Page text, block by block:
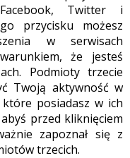
Twitter i
przycisku możesz
w serwisach
że jesteś
Podmioty trzecie
Twoją aktywność w
posiadasz w ich
przed kliknięciem
zapoznał się z
trzecich.